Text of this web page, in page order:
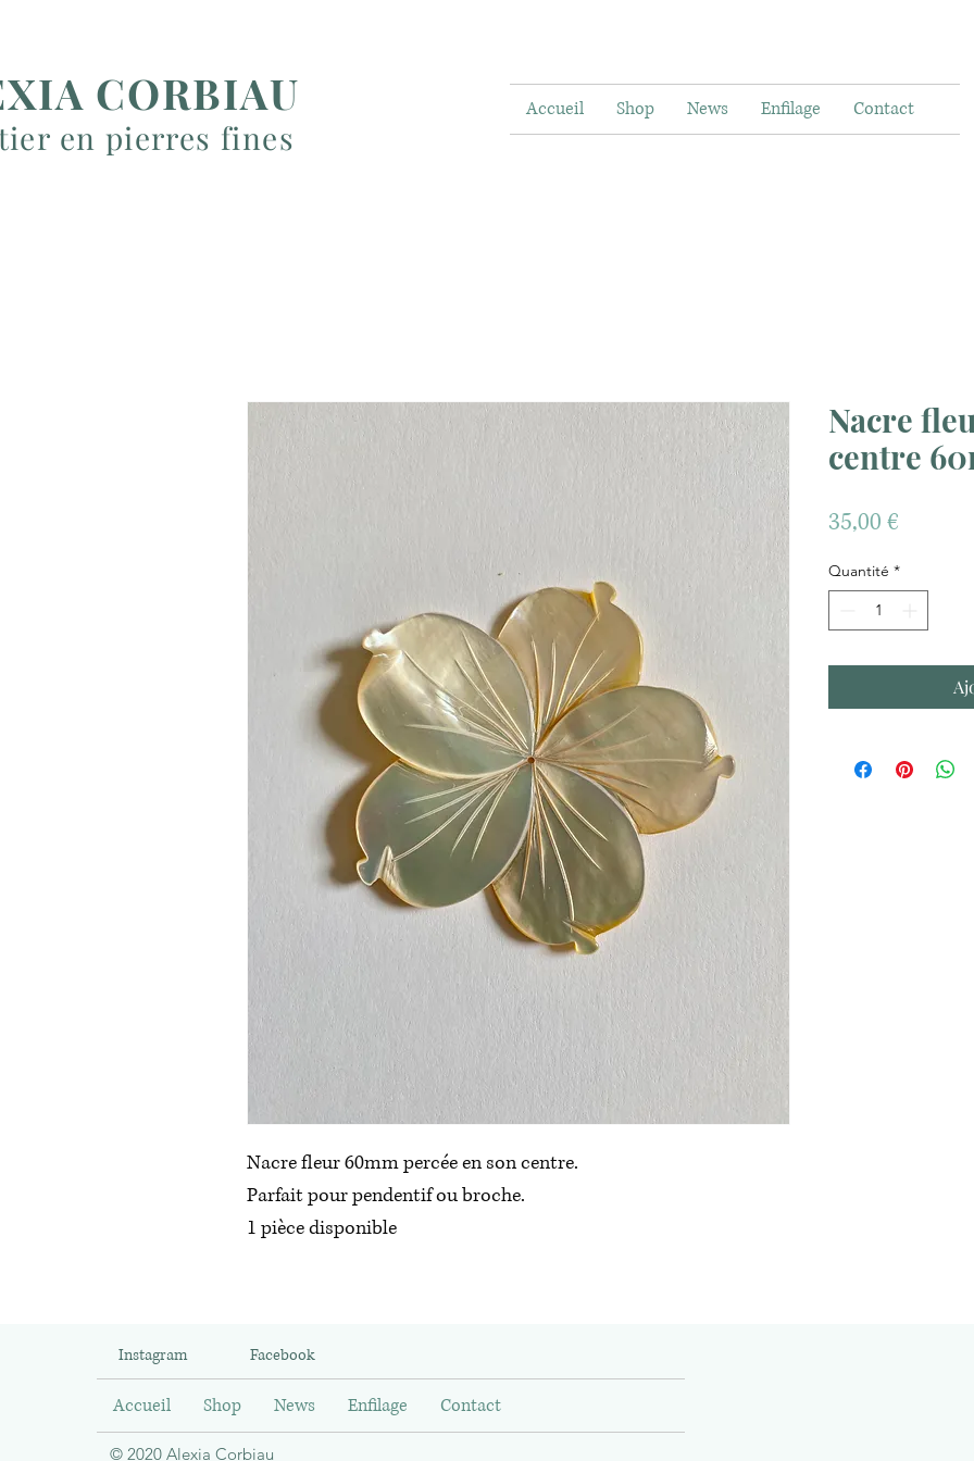
CORBIAU
en pierres fines
Accueil Shop News Enfilage Contact
Nacre fleur 60mm percée en son centre.
Parfait pour pendentif ou broche.
1 pièce disponible
Nacre
centre
35,00 €
Quantité *
Instagram Facebook
Accueil Shop News Enfilage Contact
© 2020 Alexia Corbiau